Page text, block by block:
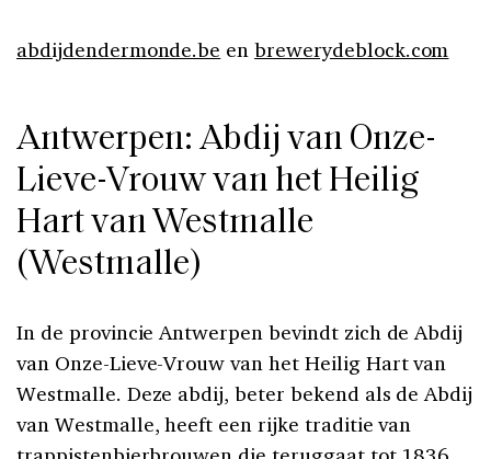
abdijdendermonde.be enbrewerydeblock.com
Antwerpen: Abdij van Onze-
Lieve-Vrouw van het Heilig
Hart van Westmalle
(Westmalle)
In de provincie Antwerpen bevindt zich de Abdij
van Onze-Lieve-Vrouw van het Heilig Hart van
Westmalle. Deze abdij, beter bekend als de Abdij
van Westmalle, heeft een rijke traditie van